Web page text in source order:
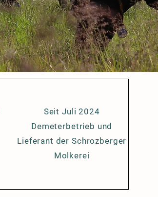
Seit Juli 2024
Demeterbetrieb und
Lieferant der Schrozberger
Molkerei